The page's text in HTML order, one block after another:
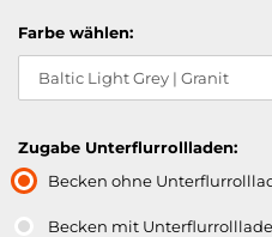
Farbe wählen:
Zugabe Unterflurrollladen:
Becken ohne
Becken mit